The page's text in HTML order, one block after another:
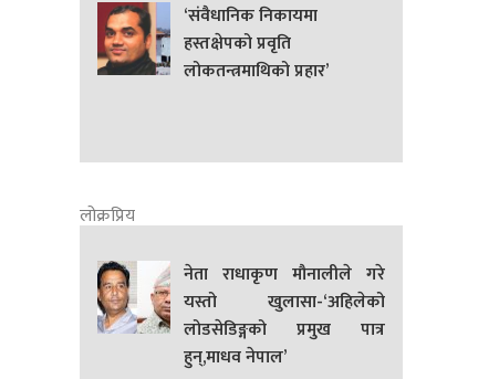
‘संवैधानिक निकायमा
हस्तक्षेपको प्रवृति
लोकतन्त्रमाथिको प्रहार’
लोक्रप्रिय
नेता राधाकृण मौनालीले गरे
यस्तो खुलासा-‘अहिलेको
लोडसेडिङ्गको प्रमुख पात्र
हुन्,माधव नेपाल’